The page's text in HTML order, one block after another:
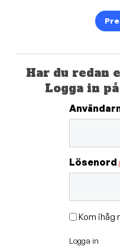
Har du redan
Logga in
Lösenord
Kom ihåg
Logga in